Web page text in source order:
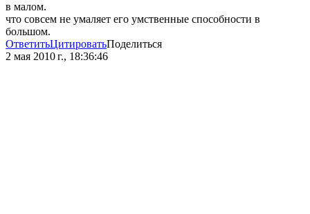
в малом.
что совсем не умаляет его умственные способности в
большом.
ОтветитьЦитироватьПоделиться
2 мая 2010 г., 18:36:46